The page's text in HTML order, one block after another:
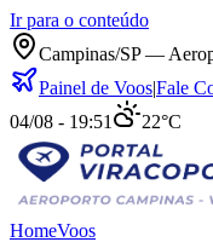
Ir para o conteúdo
Campinas/SP —
Painel de Voos|Fale
04/08 - 19:51
22°C
HomeVoos